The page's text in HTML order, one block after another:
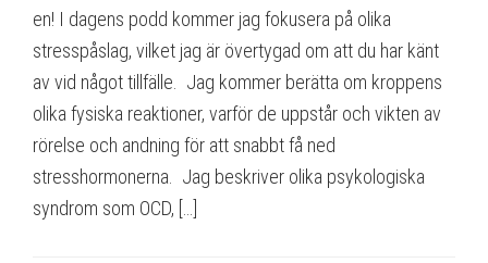
en! I dagens podd kommer jag fokusera på olika
stresspåslag, vilket jag är övertygad om att du har känt
av vid något tillfälle. Jag kommer berätta om kroppens
olika fysiska reaktioner, varför de uppstår och vikten av
rörelse och andning för att snabbt få ned
stresshormonerna. Jag beskriver olika psykologiska
syndrom som OCD, […]